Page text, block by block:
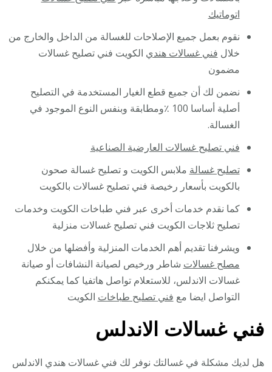
اتوماتيك
نقوم بعمل جميع الإصلاحات للغسالة من الداخل والخارج من
خلال فني غسالات هندي الكويت فني تصليح غسالات
مضمون
نضمن لك أن جميع قطع الغيار المستخدمة في التصليح
أصلية أساسا 100 ٪ومطابقة وبنفس النوع الموجود في
الغسالة.
فني تصليح غسالات العارضية الصناعية
تصليح غسالة ملابس الكويت و تصليح غسالة صحون
بالكويت بأسعار رخيصة فني تصليح غسالات بالكويت
كما نقدم خدمات أخرى عبر فني طباخات الكويت وخدمات
تصليح ثلاجات الكويت فني تصليح غسالات منزلية
ويشرفنا تقديم أهم الخدمات المنزلية وأفضلها من خلال
مصلح غسالات شاطر ورخيص لصيانة النشافات أو صيانة
غسالات الاندلس، للاستعلام تواصل هاتفيا كما يمكنكم
التواصل ايضا مع فني تصليح طباخات الكويت
فني غسالات الاندلس
هل لديك مشكلة في غسالتك نوفر لك فني غسالات هندي الاندلس